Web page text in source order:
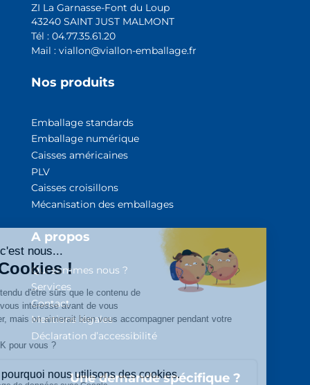
ZI La Garnasse-Font du Loup
43240 SAINT JUST MALMONT
Tél : 04.77.35.61.20
Mail : viallon@viallon-emballage.fr
Nos produits
Emballage standards
Emballage numérique
Caisses américaines
PLV
Caisses croisillons
Mécanisation des emballages
A propos
Qui sommes nous ?
Services
Contact
Mentions légales
Déclaration d’accessibilité
Une demande spécifique ?